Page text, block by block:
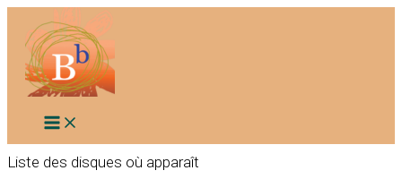
contenu
Liste des disques où apparaît